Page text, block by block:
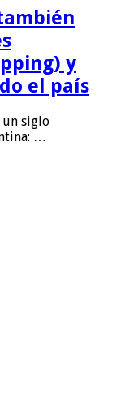
y
el país
un siglo
…